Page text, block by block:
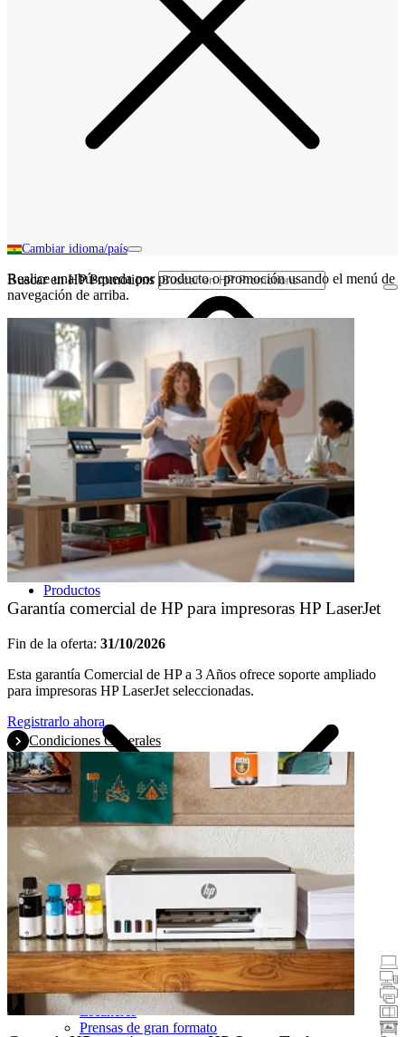
Productos
Portátiles y tablets
Equipos de sobremesa
Impresoras
Escáneres
Prensas de gran formato
Promociones
Cambiar idioma/país
Buscar en HP Promotions
Realice una búsqueda por producto o promoción usando el menú de
navegación de arriba.
Garantía comercial de HP para impresoras HP LaserJet
Fin de la oferta: 31/10/2026
Esta garantía Comercial de HP a 3 Años ofrece soporte ampliado
para impresoras HP LaserJet seleccionadas.
Registrarlo ahora
Condiciones Generales